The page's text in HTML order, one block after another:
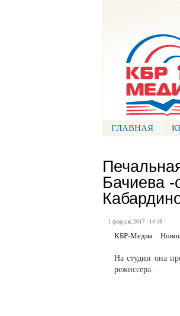
ГЛАВНАЯ
Бачиева -
1 февраля, 2017 - 14:48
КБР-Медиа
На студии она
режиссера.